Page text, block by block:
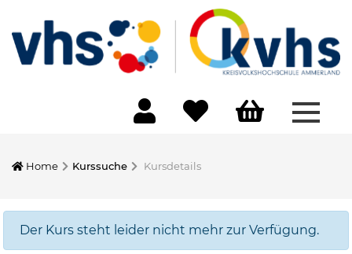
Home Kurssuche Kursdetails
Der Kurs steht leider nicht mehr zur Verfügung.